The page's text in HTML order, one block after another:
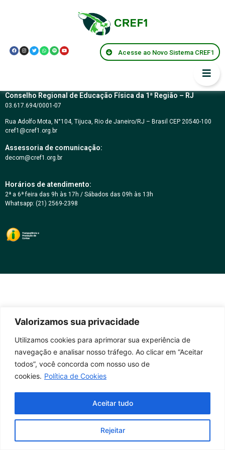
Valorizamos sua privacidade
Utilizamos cookies para aprimorar sua experiência de
navegação e analisar nosso tráfego. Ao clicar em “Aceitar
todos”, você concorda com nosso uso de
cookies. Política de Cookies
Rejeitar
Aceitar tudo
Acesse ao Novo Sistema CREF1
Resolução Federal
CNE/CP 2
Conselho Regional de Educação Física da 1ª Região – RJ
03.617.694/0001-07
Rua Adolfo Mota, N°104, Tijuca, Rio de Janeiro/RJ – Brasil CEP 20540-100
cref1@cref1.org.br
Assessoria de comunicação:
decom@cref1.org.br
Horários de atendimento:
2ª a 6ª feira das 9h às 17h / Sábados das 09h às 13h
Whatsapp: (21) 2569-2398